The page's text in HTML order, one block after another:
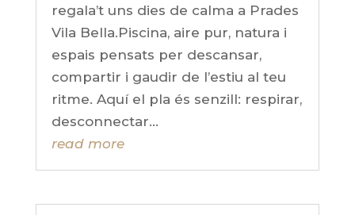
regala’t uns dies de calma a Prades
Vila Bella.Piscina, aire pur, natura i
espais pensats per descansar,
compartir i gaudir de l’estiu al teu
ritme. Aquí el pla és senzill: respirar,
desconnectar...
read more